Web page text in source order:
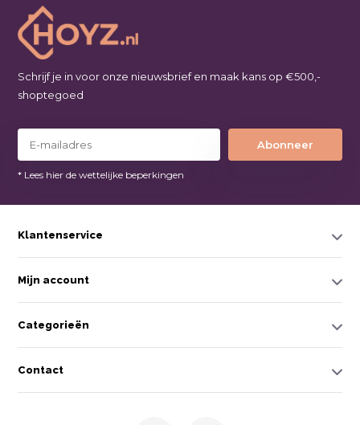
Schrijf je in voor onze nieuwsbrief en maak kans op €500,-
shoptegoed
Abonneer
* Lees hier de wettelijke beperkingen
Klantenservice
Mijn account
Categorieën
Contact